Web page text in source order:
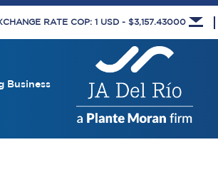
RATE COP: 1 USD - $3,157.43000
Business